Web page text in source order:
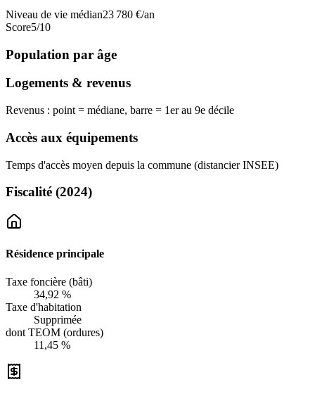
Niveau de vie médian23 780 €/an
Score5/10
Population par âge
Logements & revenus
Revenus : point = médiane, barre = 1er au 9e décile
Accès aux équipements
Temps d'accès moyen depuis la commune (distancier INSEE)
Fiscalité (2024)
Résidence principale
Taxe foncière (bâti)
34,92 %
Taxe d'habitation
Supprimée
dont TEOM (ordures)
11,45 %